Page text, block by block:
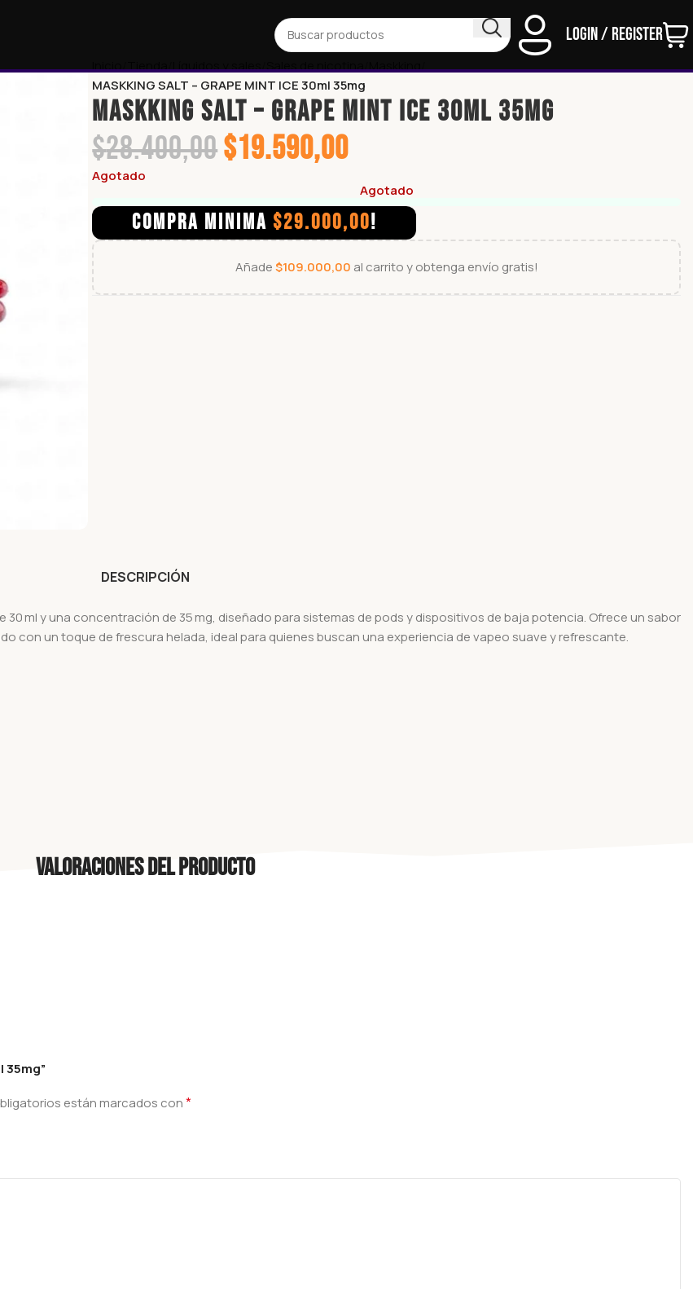
Login / Register
Inicio Tienda Líquidos y sales Sales de nicotina Maskking
MASKKING SALT – GRAPE MINT ICE 30ml 35mg
MASKKING SALT – GRAPE MINT ICE 30ml 35mg
$28.400,00$19.590,00
Agotado
Agotado
COMPRA MINIMA $29.000,00!
Añade$109.000,00 al carrito y obtenga envío gratis!
DESCRIPCIÓN
30 ml y una concentración de 35 mg, diseñado para sistemas de pods y dispositivos de baja potencia. Ofrece un sabor
con un toque de frescura helada, ideal para quienes buscan una experiencia de vapeo suave y refrescante.
Valoraciones del producto
35mg”
están marcados con*